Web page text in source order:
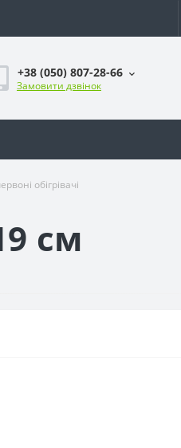
+38 (050) 807-28-66
Замовити дзвінок
обігрівачі
см